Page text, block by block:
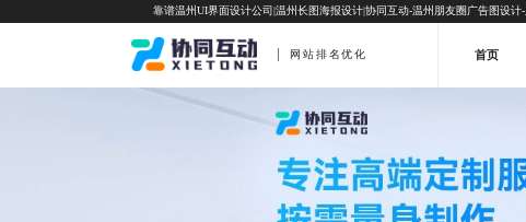
靠谱温州UI界面设计公司|温州长图海报设计|协同互动-温州朋友圈广告图设计
网站排名优化 首页